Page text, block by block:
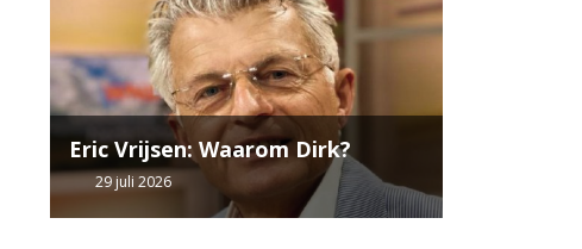
Eric Vrijsen: Waarom Dirk?
29 juli 2026